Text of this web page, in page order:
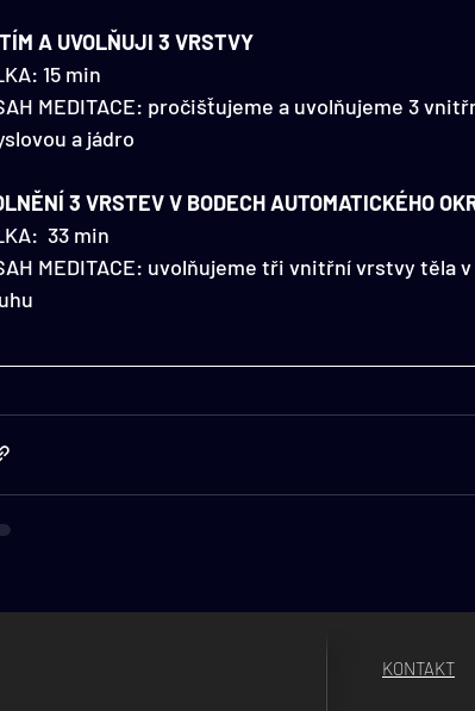
A UVOLŇUJI 3 VRSTVY
15 min
MEDITACE: pročišťujeme a uvolňujeme 3
a jádro
3 VRSTEV V BODECH AUTOMATICKÉHO
33 min
MEDITACE: uvolňujeme tři vnitřní vrstvy
KONTAKT